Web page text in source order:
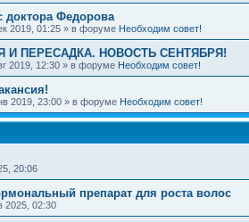
доктора Федорова
2019, 01:25 » в форуме Необходим совет!
И ПЕРЕСАДКА. НОВОСТЬ СЕНТЯБРЯ!
2019, 12:30 » в форуме Необходим совет!
2019, 23:00 » в форуме Необходим совет!
20:06
препарат для роста волос
2025, 02:30